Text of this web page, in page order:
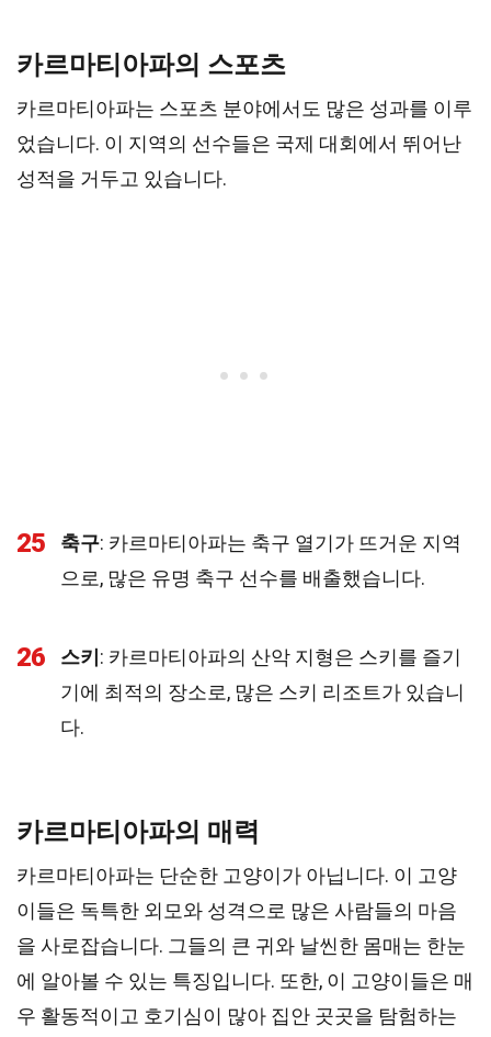
카르마티아파의 스포츠
카르마티아파는 스포츠 분야에서도 많은 성과를 이루
었습니다. 이 지역의 선수들은 국제 대회에서 뛰어난
성적을 거두고 있습니다.
25 축구: 카르마티아파는 축구 열기가 뜨거운 지역
으로, 많은 유명 축구 선수를 배출했습니다.
26 스키 : 카르마티아파의 산악 지형은 스키를 즐기
기에 최적의 장소로, 많은 스키 리조트가 있습니
다.
카르마티아파의 매력
카르마티아파는 단순한 고양이가 아닙니다. 이 고양
이들은 독특한 외모와 성격으로 많은 사람들의 마음
을 사로잡습니다. 그들의 큰 귀와 날씬한 몸매는 한눈
에 알아볼 수 있는 특징입니다. 또한, 이 고양이들은 매
우 활동적이고 호기심이 많아 집안 곳곳을 탐험하는